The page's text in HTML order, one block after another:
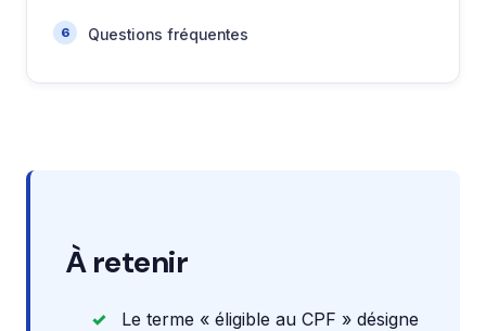
Questions fréquentes
À retenir
Le terme « éligible au CPF » désigne